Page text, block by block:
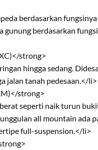
berdasarkan fungsinya
gunung berdasarkan
strong>
hingga sedang.
jalan tanah pedesaan.</li>
strong>
seperti naik turun
all mountain ada
full-suspension.</li>